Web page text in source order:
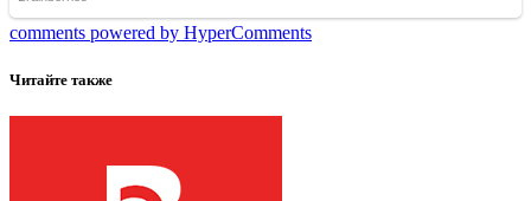
comments powered by HyperComments
Читайте также